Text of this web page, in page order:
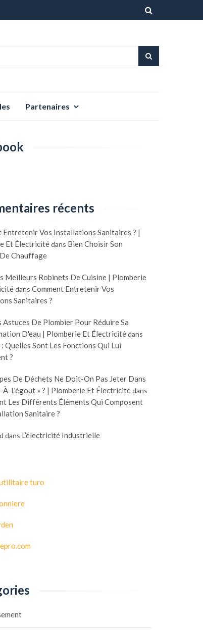
Aller
contenu
Partenaires
récents
Entretenir Vos Installations Sanitaires ? |
Et Électricitédans Bien Choisir Son
Chauffage
Meilleurs Robinets De Cuisine | Plomberie
dans Comment Entretenir Vos
Sanitaires ?
Astuces De Plombier Pour Réduire Sa
D'eau | Plomberie Et Électricitédans
Quelles Sont Les Fonctions Qui Lui
?
De Déchets Ne Doit-On Pas Jeter Dans
À-L'égout » ? | Plomberie Et Électricitédans
Les Différents Éléments Qui Composent
Sanitaire ?
dans L’électricité Industrielle
turo